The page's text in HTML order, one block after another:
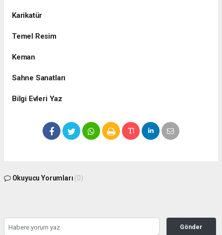
Karikatür
Temel Resim
Keman
Sahne Sanatları
Bilgi Evleri Yaz
Okuyucu Yorumları (0)
Gönder